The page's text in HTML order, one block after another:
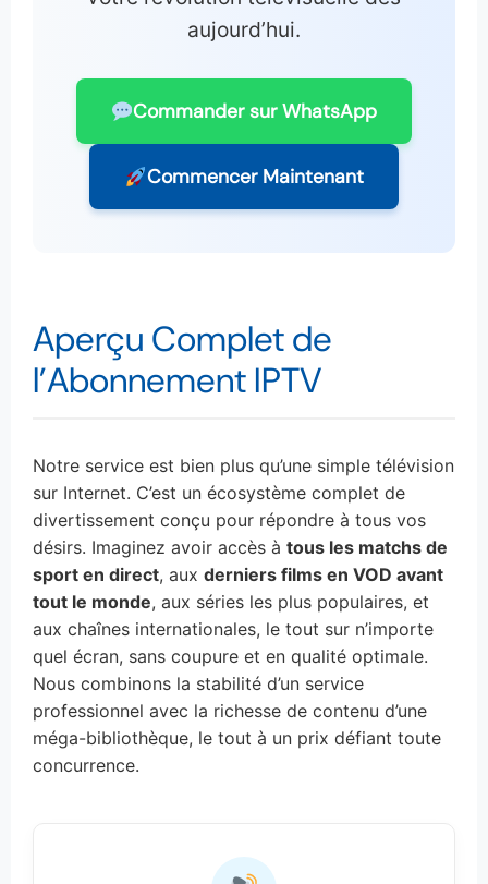
aujourd’hui.
Commander sur WhatsApp
Commencer Maintenant
Aperçu Complet de
l’Abonnement IPTV
Notre service est bien plus qu’une simple télévision
sur Internet. C’est un écosystème complet de
divertissement conçu pour répondre à tous vos
désirs. Imaginez avoir accès à tous les matchs de
sport en direct, aux derniers films en VOD avant
tout le monde, aux séries les plus populaires, et
aux chaînes internationales, le tout sur n’importe
quel écran, sans coupure et en qualité optimale.
Nous combinons la stabilité d’un service
professionnel avec la richesse de contenu d’une
méga-bibliothèque, le tout à un prix défiant toute
concurrence.